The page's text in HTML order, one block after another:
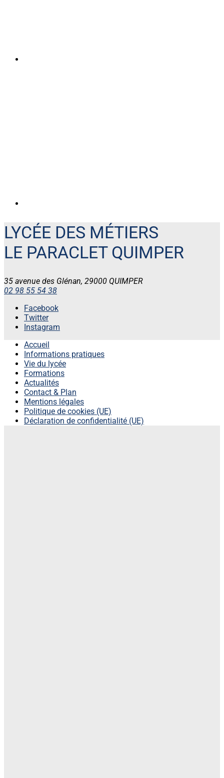
LYCÉE DES MÉTIERS
LE PARACLET QUIMPER
35 avenue des Glénan, 29000 QUIMPER
02 98 55 54 38
Facebook
Twitter
Instagram
Accueil
Informations pratiques
Vie du lycée
Formations
Actualités
Contact & Plan
Mentions légales
Politique de cookies (UE)
Déclaration de confidentialité (UE)